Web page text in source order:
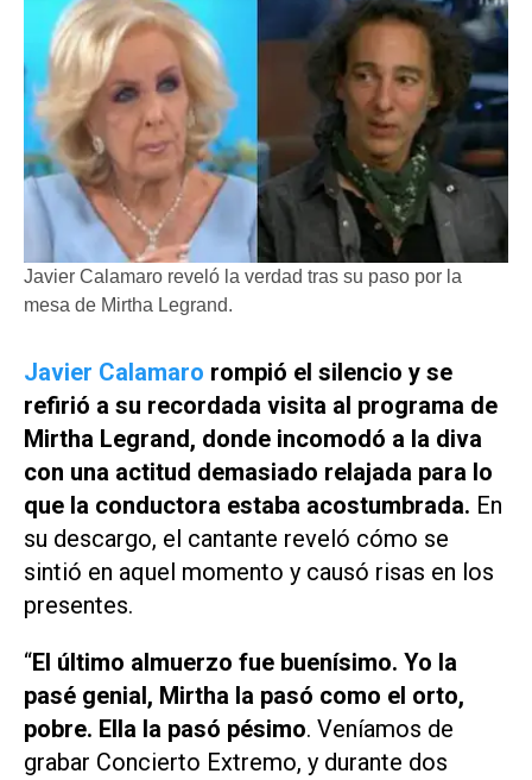
Javier Calamaro reveló la verdad tras su paso por la
mesa de Mirtha Legrand.
Javier Calamaro rompió el silencio y se
refirió a su recordada visita al programa de
Mirtha Legrand, donde incomodó a la diva
con una actitud demasiado relajada para lo
que la conductora estaba acostumbrada. En
su descargo, el cantante reveló cómo se
sintió en aquel momento y causó risas en los
presentes.
“El último almuerzo fue buenísimo. Yo la
pasé genial, Mirtha la pasó como el orto,
pobre. Ella la pasó pésimo. Veníamos de
grabar Concierto Extremo, y durante dos